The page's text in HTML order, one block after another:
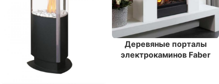
Деревяные порталы
электрокаминов Faber